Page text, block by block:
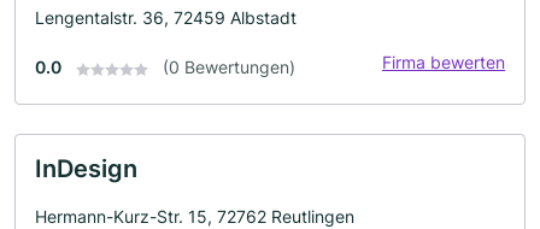
Lengentalstr. 36, 72459 Albstadt
0.0 (0 Bewertungen) Firma bewerten
InDesign
Hermann-Kurz-Str. 15, 72762 Reutlingen